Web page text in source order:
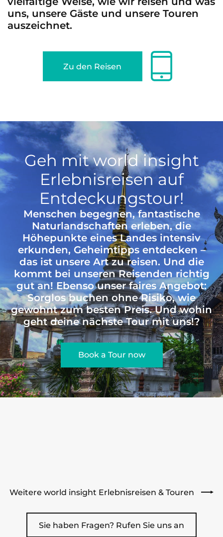
uns, unsere Gäste und unsere Touren
auszeichnet.
Zu den Reisen
Geh mit world insight
Erlebnisreisen auf
Entdeckungstour!
Menschen begegnen, fantastische
Naturlandschaften erleben, die
Höhepunkte eines Landes intensiv
erkunden, Geheimtipps entdecken –
das ist unsere Art zu reisen. Und die
kommt bei unseren Reisenden richtig
gut an! Ebenso unser faires Angebot:
Sorglos buchen ohne Risiko, wie
gewohnt zum besten Preis. Und wohin
geht deine nächste Tour mit uns!?
Book a Tour now
Weitere world insight Erlebnisreisen & Touren
Sie haben Fragen? Rufen Sie uns an